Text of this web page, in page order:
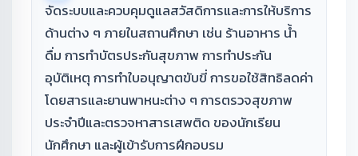
จัดระบบและควบคุมดูแลสวัสดิการและการให้บริการ
ด้านต่าง ๆ ภายในสถานศึกษา เช่น ร้านอาหาร น้ำ
ดื่ม การทำบัตรประกันสุขภาพ การทำประกัน
อุบัติเหตุ การทำใบอนุญาตขับขี่ การขอใช้สิทธิลดค่า
โดยสารและยานพาหนะต่าง ๆ การตรวจสุขภาพ
ประจำปีและตรวจหาสารเสพติด ของนักเรียน
นักศึกษา และผู้เข้ารับการฝึกอบรม